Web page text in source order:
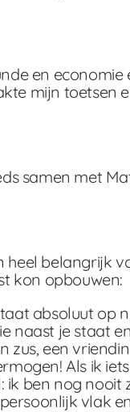
en
mijn toetsen
samen met
belangrijk
kon opbouwen:
absoluut op
naast je staat
zus, een
Als ik
ben nog
vlak